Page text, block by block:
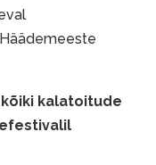
kalatoitude